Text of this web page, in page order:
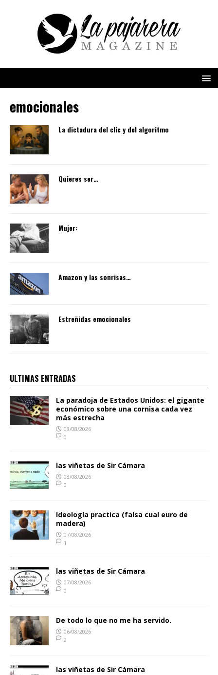
emocionales
La dictadura del clic y del algoritmo
Quieres ser…
Mujer:
Amazon y las sonrisas…
Estreñidas emocionales
ULTIMAS ENTRADAS
La paradoja de Estados Unidos: el gigante
económico sobre una cornisa cada vez
más estrecha
08/08/2026
0
las viñetas de Sir Cámara
08/08/2026
0
Ideología practica (falsa cual euro de
madera)
07/08/2026
1
las viñetas de Sir Cámara
07/08/2026
0
De todo lo que no me ha servido.
06/08/2026
2
las viñetas de Sir Cámara